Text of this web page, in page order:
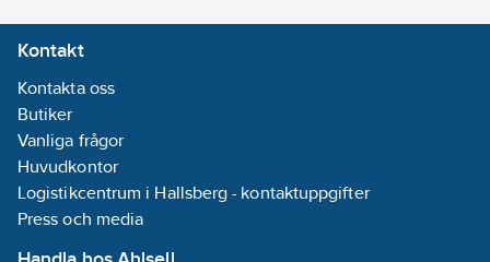
anslutna utrustningen
hela tiden sitter kvar
på rätt ställe.
Artikelnummer:
Lev.
artikelnr:
7100230828
Materialklass
TJ4590
Kontakt
Kontakta oss
Butiker
Vanliga frågor
Huvudkontor
Logistikcentrum i Hallsberg - kontaktuppgifter
Press och media